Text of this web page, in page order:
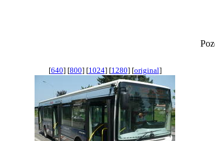
[640] [800] [1024] [1280] [original]